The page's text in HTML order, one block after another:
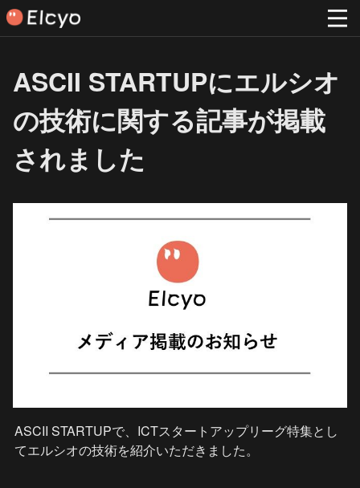
ASCII STARTUPにエルシオ
の技術に関する記事が掲載
されました
ASCII STARTUPで、ICTスタートアップリーグ特集とし
てエルシオの技術を紹介いただきました。